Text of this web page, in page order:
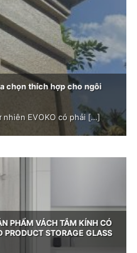
chọn thích hợp cho ngôi
EVOKO có phải [...]
PHẨM VÁCH TẮM KÍNH CÓ
PRODUCT STORAGE GLASS